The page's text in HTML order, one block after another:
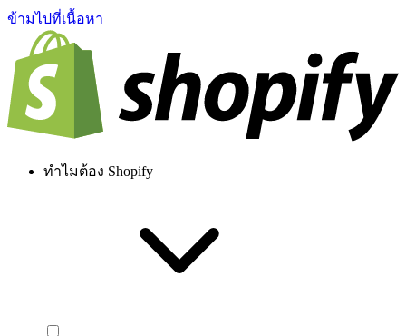
ข้ามไปที่เนื้อหา
ทำไมต้อง Shopify